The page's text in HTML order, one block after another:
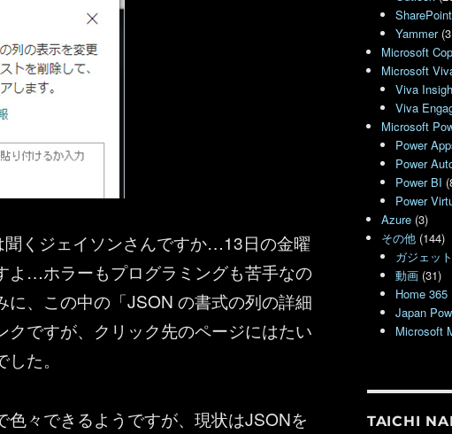
くジェイソンさんですか…13日の金曜
よ…ホラーもプログラミングも苦手なの
に、この中の「JSON の書式の列の詳細
ですが、クリック先のページにはたい
た。
色々できるようですが、現状はJSONを
SharePoint
Yammer
Microsoft
Microsoft
Viva
Viva
Microsoft
Power
Power
Power BI
Power
Azure (3)
その他 (144)
ガジェッ
動画 (31)
Home 365
Japan
Microsoft
TAICHI